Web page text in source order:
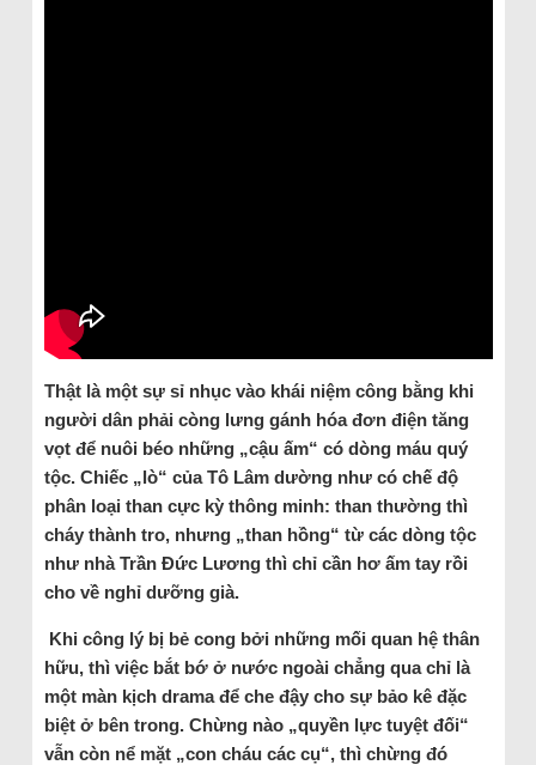
Thật là một sự sỉ nhục vào khái niệm công bằng khi
người dân phải còng lưng gánh hóa đơn điện tăng
vọt để nuôi béo những „cậu ấm“ có dòng máu quý
tộc. Chiếc „lò“ của Tô Lâm dường như có chế độ
phân loại than cực kỳ thông minh: than thường thì
cháy thành tro, nhưng „than hồng“ từ các dòng tộc
như nhà Trần Đức Lương thì chỉ cần hơ ấm tay rồi
cho về nghỉ dưỡng già.
Khi công lý bị bẻ cong bởi những mối quan hệ thân
hữu, thì việc bắt bớ ở nước ngoài chẳng qua chỉ là
một màn kịch drama để che đậy cho sự bảo kê đặc
biệt ở bên trong. Chừng nào „quyền lực tuyệt đối“
vẫn còn nể mặt „con cháu các cụ“, thì chừng đó